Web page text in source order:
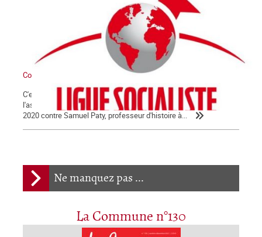
Ne manquez pas ...
La Commune n°130
Communiqué
C'est avec la plus extrême fermeté que nous condamnons
l'assassinat barbare qui a été commis le vendredi 16 octobre
2020 contre Samuel Paty, professeur d'histoire à...